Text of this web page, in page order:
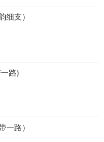
细支）
路)
一路）